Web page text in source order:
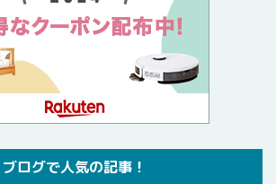
ブログで人気の記事！